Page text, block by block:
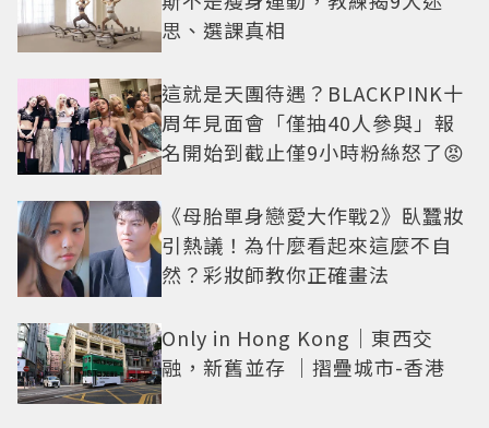
思、選課真相
這就是天團待遇？BLACKPINK十
周年見面會「僅抽40人參與」報
名開始到截止僅9小時粉絲怒了😡
《母胎單身戀愛大作戰2》臥蠶妝
引熱議！為什麼看起來這麼不自
然？彩妝師教你正確畫法
Only in Hong Kong｜東西交
融，新舊並存 ｜摺疊城市-香港